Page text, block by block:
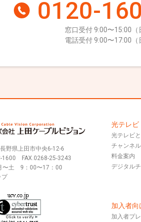
0120-
窓口受付 9:00〜15:00（
電話受付 9:00〜17:00（
野県上田市中央6-12-6
1600 FAX.0268-25-3243
〜土 9：00〜17：00
プ
光テレビ
光テレビ
チャンネ
料金案内
デジタル
加入者向
加入者プ